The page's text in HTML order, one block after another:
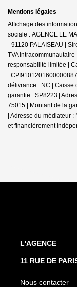
Mentions légales
Affichage des
sociale : AGENCE LE
- 91120 PALAISEAU |
TVA
responsabilité limitée |
:
délivrance : NC | Caisse
garantie : SP8223 |
75015 | Montant de la
| Adresse du médiateur :
et financièrement
L'AGENCE
11 RUE DE
Nous contacter